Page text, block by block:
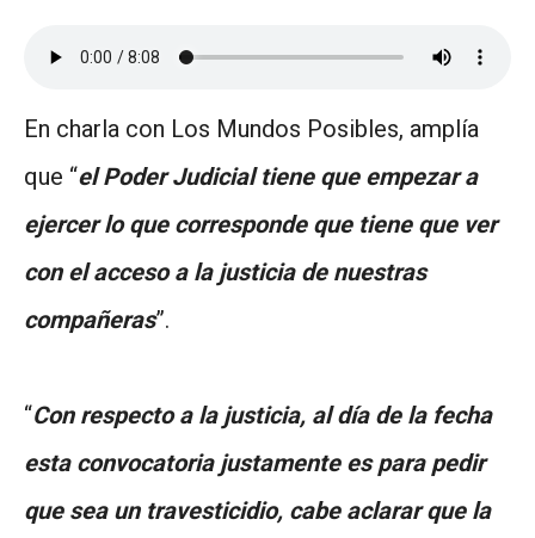
En charla con Los Mundos Posibles, amplía
que “el Poder Judicial tiene que empezar a
ejercer lo que corresponde que tiene que ver
con el acceso a la justicia de nuestras
compañeras”.
“Con respecto a la justicia, al día de la fecha
esta convocatoria justamente es para pedir
que sea un travesticidio, cabe aclarar que la